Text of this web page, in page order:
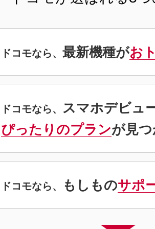
ドコモなら、 最新機種がお
ドコモなら、 スマホデビュ
ぴったりのプランが見
ドコモなら、 もしものサポ